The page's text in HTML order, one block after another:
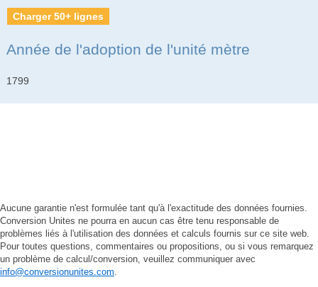
Charger 50+ lignes
Année de l'adoption de l'unité mètre
1799
Aucune garantie n'est formulée tant qu'à l'exactitude des données fournies.
Conversion Unites ne pourra en aucun cas être tenu responsable de
problèmes liés à l'utilisation des données et calculs fournis sur ce site web.
Pour toutes questions, commentaires ou propositions, ou si vous remarquez
un problème de calcul/conversion, veuillez communiquer avec
info@conversionunites.com